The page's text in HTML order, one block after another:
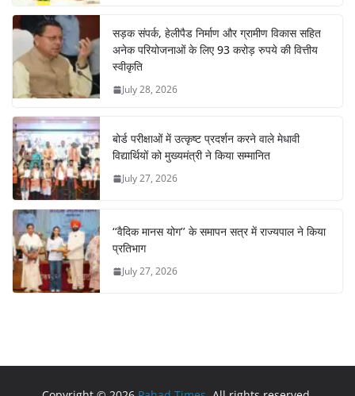
सड़क संपर्क, हेलीपैड निर्माण और ग्रामीण विकास सहित
अनेक परियोजनाओं के लिए 93 करोड़ रुपये की वित्तीय
स्वीकृति
July 28, 2026
बोर्ड परीक्षाओं में उत्कृष्ट प्रदर्शन करने वाले मेधावी
विद्यार्थियों को मुख्यमंत्री ने किया सम्मानित
July 27, 2026
‘‘वैदिक मानस योग’’ के समापन सत्र में राज्यपाल ने किया
प्रतिभाग
July 27, 2026